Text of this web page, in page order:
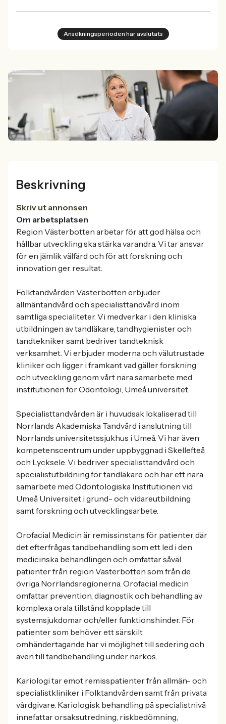
Ansökningsperioden har avslutats
Beskrivning
Skriv ut annonsen
Om arbetsplatsen
Region Västerbotten arbetar för att god hälsa och
hållbar utveckling ska stärka varandra. Vi tar ansvar
för en jämlik välfärd och för att forskning och
innovation ger resultat.
Folktandvården Västerbotten erbjuder
allmäntandvård och specialisttandvård inom
samtliga specialiteter. Vi medverkar i den kliniska
utbildningen av tandläkare, tandhygienister och
tandtekniker samt bedriver tandteknisk
verksamhet. Vi erbjuder moderna och välutrustade
kliniker och ligger i framkant vad gäller forskning
och utveckling genom vårt nära samarbete med
institutionen för Odontologi, Umeå universitet.
Specialisttandvården är i huvudsak lokaliserad till
Norrlands Akademiska Tandvård i anslutning till
Norrlands universitetssjukhus i Umeå. Vi har även
kompetenscentrum under uppbyggnad i Skellefteå
och Lycksele. Vi bedriver specialisttandvård och
specialistutbildning för tandläkare och har ett nära
samarbete med Odontologiska Institutionen vid
Umeå Universitet i grund- och vidareutbildning
samt forskning och utvecklingsarbete.
Orofacial Medicin är remissinstans för patienter där
det efterfrågas tandbehandling som ett led i den
medicinska behandlingen och omfattar såväl
patienter från region Västerbotten som från de
övriga Norrlandsregionerna. Orofacial medicin
omfattar prevention, diagnostik och behandling av
komplexa orala tillstånd kopplade till
systemsjukdomar och/eller funktionshinder. För
patienter som behöver ett särskilt
omhändertagande har vi möjlighet till sedering och
även till tandbehandling under narkos.
Kariologi tar emot remisspatienter från allmän- och
specialistkliniker i Folktandvården samt från privata
vårdgivare. Kariologisk behandling på specialistnivå
innefattar orsaksutredning, riskbedömning,